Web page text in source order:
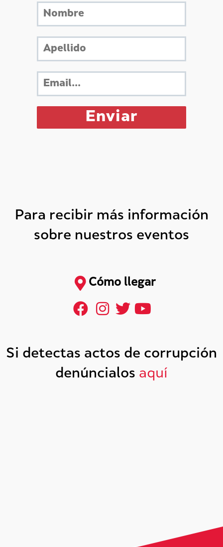
Para recibir más información
sobre nuestros eventos
Cómo llegar
Si detectas actos de corrupción
denúncialos aquí